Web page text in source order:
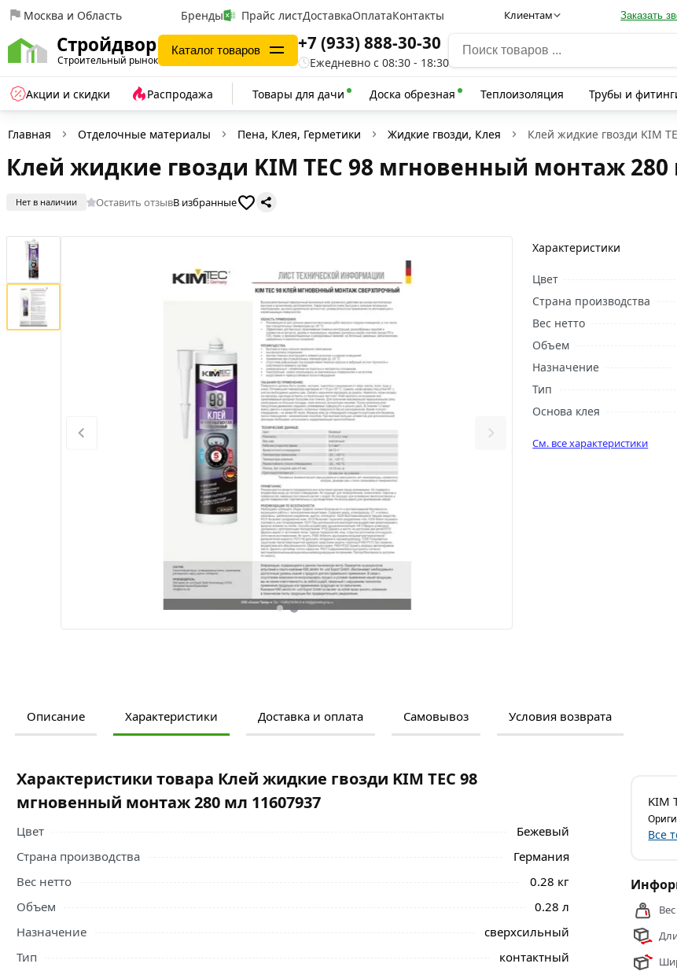
Москва и Область Бренды Прайс листДоставкаОплатаКонтакты Клиентам Заказать
Стройдвор
Строительный рынок
Каталог товаров +7 (933) 888-30-30
Ежедневно с 08:30 - 18:30
Акции и скидки Распродажа Товары для дачи Доска обрезная Теплоизоляция Трубы и
Главная Отделочные материалы Пена, Клея, Герметики Жидкие гвозди, Клея Клей жидкие гвозди KIM
Клей жидкие гвозди KIM TEC 98 мгновенный монтаж 280
Нет в наличии Оставить отзывВ избранные
Характеристики
Цвет
Страна производства
Вес нетто
Объем
Назначение
Тип
Основа клея
См. все характеристики
Описание Характеристики Доставка и оплата Самовывоз Условия возврата
Ознакомьтесь с подробными характеристиками, описанием и отзывами о товаре, чтобы сделать
Условия доставки и цены на товар Клей жидкие гвозди KIM TEC 98 мгновенный монтаж 280 мл
11607937 из категорииЖидкие гвозди, Клеядействительны в Москве и области.
Характеристики товара Клей жидкие гвозди KIM TEC 98
мгновенный монтаж 280 мл 11607937
Цвет
Бежевый
Страна производства
Германия
Вес нетто
0.28 кг
Объем
0.28 л
Назначение
сверхсильный
Тип
контактный
KIM
Все